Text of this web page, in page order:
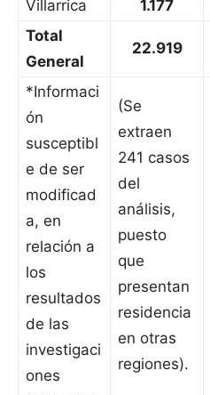
Villarrica 1.177
Total
General
22.919
*Informaci
ón
susceptibl
e de ser
modificad
a, en
relación a
los
resultados
de las
investigaci
ones
(Se
extraen
241 casos
del
análisis,
puesto
que
presentan
residencia
en otras
regiones).